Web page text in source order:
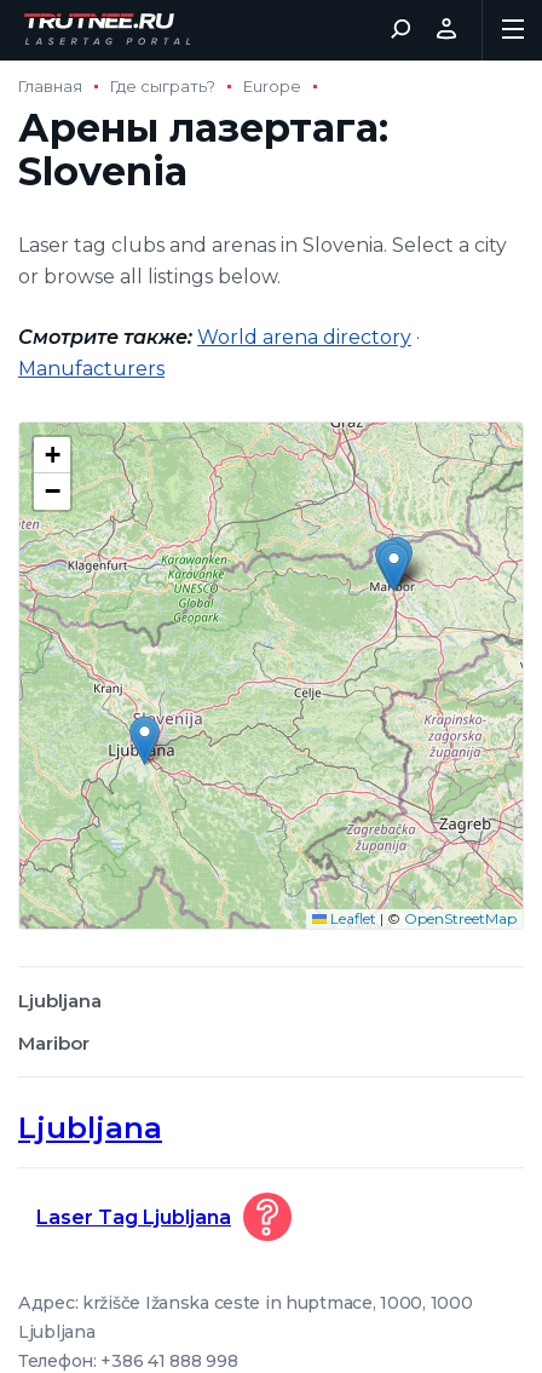
Главная Где сыграть? Europe
Арены лазертага:
Slovenia
Laser tag clubs and arenas in Slovenia. Select a city
or browse all listings below.
Смотрите также: World arena directory ·
Manufacturers
+
−
Leaflet | © OpenStreetMap
Ljubljana
Maribor
Ljubljana
Laser Tag Ljubljana
Адрес: kržišče Ižanska ceste in huptmace, 1000, 1000
Ljubljana
Телефон: +386 41 888 998